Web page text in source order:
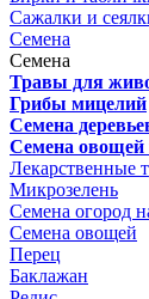
Сажалки и
Семена
Семена
Травы для
Грибы мицелий
Семена
Семена овощей
Лекарственные
Микрозелень
Семена огород
Семена овощей
Перец
Баклажан